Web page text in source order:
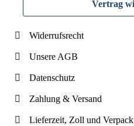
Vertrag
Widerrufsrecht
Unsere AGB
Datenschutz
Zahlung & Versand
Lieferzeit, Zoll und